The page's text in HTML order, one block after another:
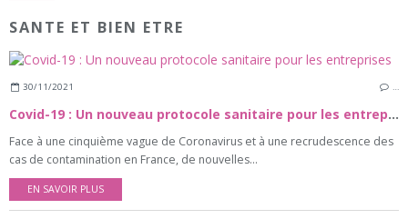
SANTE ET BIEN ETRE
30/11/2021 …
Covid-19 : Un nouveau protocole sanitaire pour les entreprises
Face à une cinquième vague de Coronavirus et à une recrudescence des
cas de contamination en France, de nouvelles...
EN SAVOIR PLUS